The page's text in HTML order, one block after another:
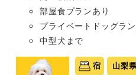
部屋食プランあり
プライベートドッグラ
中型犬まで
宿 山梨